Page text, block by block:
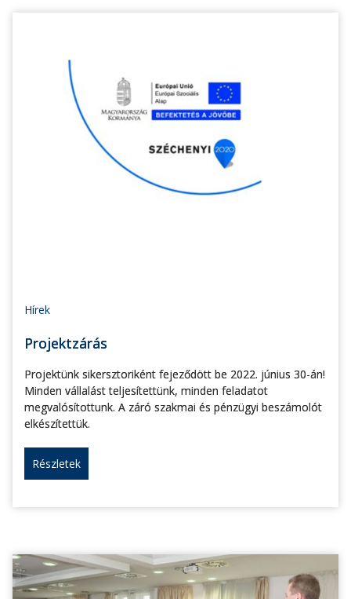
Hírek
Projektzárás
Projektünk sikersztoriként fejeződött be 2022. június 30-án!
Minden vállalást teljesítettünk, minden feladatot
megvalósítottunk. A záró szakmai és pénzügyi beszámolót
elkészítettük.
Részletek